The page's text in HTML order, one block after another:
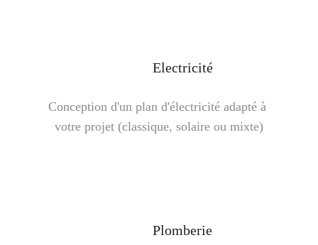
Electricité
Conception d'un plan d'électricité adapté à
votre projet (classique, solaire ou mixte)
Plomberie